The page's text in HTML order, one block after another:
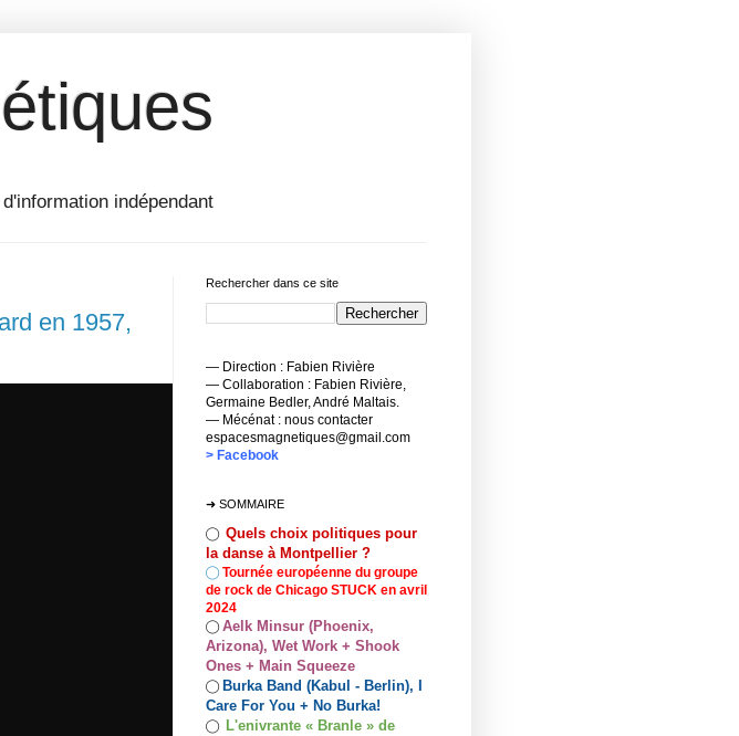
indépendant
en 1957,
Rechercher dans ce site
— Direction : Fabien Rivière
— Collaboration : Fabien Rivière,
Germaine Bedler, André Maltais.
— Mécénat : nous contacter
espacesmagnetiques@gmail.com
> Facebook
➜ SOMMAIRE
◯ Quels choix politiques pour
la danse à Montpellier ?
◯ Tournée européenne du groupe
de rock de Chicago STUCK en avril
2024
◯ Aelk Minsur (Phoenix,
Arizona), Wet Work + Shook
Ones + Main Squeeze
◯ Burka Band (Kabul - Berlin), I
Care For You + No Burka!
◯ L'enivrante « Branle » de